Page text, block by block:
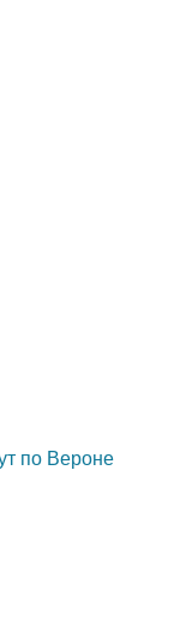
по Вероне